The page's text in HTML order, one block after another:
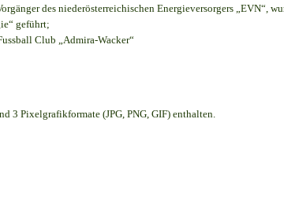
des niederösterreichischen Energieversorgers „EVN“,
geführt;
Club „Admira-Wacker“
3 Pixelgrafikformate (JPG, PNG, GIF) enthalten.